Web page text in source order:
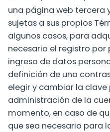
una página web tercera
sujetas a sus propios
algunos casos, para
necesario el registro por
ingreso de datos
definición de una
elegir y cambiar la
administración de la
momento, en caso de
que sea necesario para